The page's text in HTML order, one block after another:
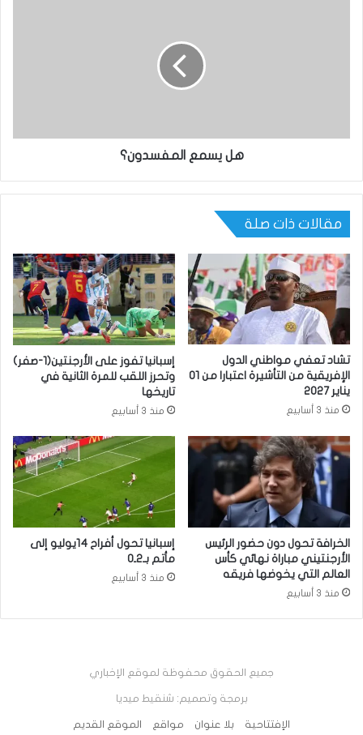
هل يسمع المفسدون؟
مقالات ذات صلة
تشاد تعفي مواطني الدول
الإفريقية من التأشيرة اعتبارا من 01
يناير 2027
منذ 3 أسابيع
إسبانيا تفوز على الأرجنتين(1-صفر)
وتحرز اللقب للمرة الثانية في
تاريخها
منذ 3 أسابيع
الخرافة تحول دون حضور الرئيس
الأرجنتيني مباراة نهائي كأس
العالم التي يخوضها فريقه
منذ 3 أسابيع
إسبانيا تحول أفراح 14يوليو إلى
مأتم بـ2ـ0
منذ 3 أسابيع
جميع الحقوق محفوظة لموقع الإخباري
برمجة وتصميم: شنقيط ميديا
الإفتتاحية بلا عنوان مواقع الموقع القديم